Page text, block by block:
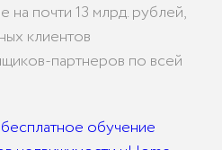
на почти 13 млрд. рублей,
клиентов
партнеров по всей
бесплатное обучение